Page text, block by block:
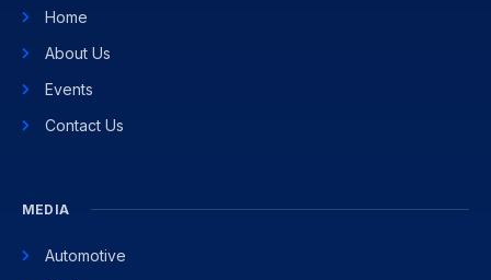
Home
About Us
Events
Contact Us
MEDIA
Automotive